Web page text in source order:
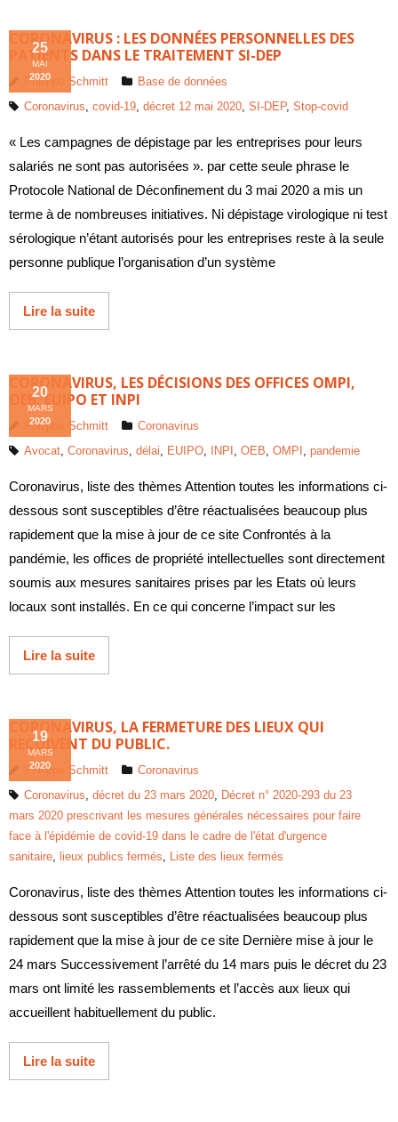
CORONAVIRUS : LES DONNÉES PERSONNELLES DES
PATIENTS DANS LE TRAITEMENT SI-DEP
25
MAI
2020
Philippe Schmitt
Base de données
Coronavirus, covid-19, décret 12 mai 2020, SI-DEP, Stop-covid
« Les campagnes de dépistage par les entreprises pour leurs
salariés ne sont pas autorisées ». par cette seule phrase le
Protocole National de Déconfinement du 3 mai 2020 a mis un
terme à de nombreuses initiatives. Ni dépistage virologique ni test
sérologique n’étant autorisés pour les entreprises reste à la seule
personne publique l’organisation d’un système
Lire la suite
CORONAVIRUS, LES DÉCISIONS DES OFFICES OMPI,
OEB, EUIPO ET INPI
20
MARS
2020
Philippe Schmitt
Coronavirus
Avocat, Coronavirus, délai, EUIPO, INPI , OEB, OMPI , pandemie
Coronavirus, liste des thèmes Attention toutes les informations ci-
dessous sont susceptibles d’être réactualisées beaucoup plus
rapidement que la mise à jour de ce site Confrontés à la
pandémie, les offices de propriété intellectuelles sont directement
soumis aux mesures sanitaires prises par les Etats où leurs
locaux sont installés. En ce qui concerne l’impact sur les
Lire la suite
CORONAVIRUS, LA FERMETURE DES LIEUX QUI
REÇOIVENT DU PUBLIC.
19
MARS
2020
Philippe Schmitt
Coronavirus
Coronavirus, décret du 23 mars 2020, Décret n° 2020-293 du 23
mars 2020 prescrivant les mesures générales nécessaires pour faire
face à l'épidémie de covid-19 dans le cadre de l'état d'urgence
sanitaire, lieux publics fermés, Liste des lieux fermés
Coronavirus, liste des thèmes Attention toutes les informations ci-
dessous sont susceptibles d’être réactualisées beaucoup plus
rapidement que la mise à jour de ce site Dernière mise à jour le
24 mars Successivement l’arrêté du 14 mars puis le décret du 23
mars ont limité les rassemblements et l’accès aux lieux qui
accueillent habituellement du public.
Lire la suite